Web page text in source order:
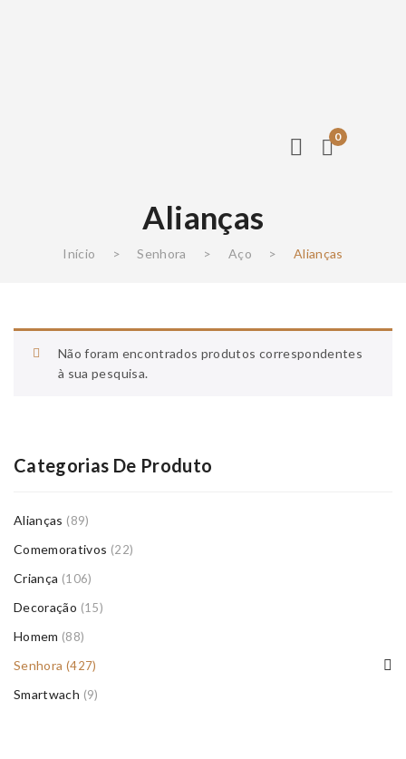
0
Alianças
Início > Senhora > Aço > Alianças
Não foram encontrados produtos correspondentes
à sua pesquisa.
Categorias De Produto
Alianças (89)
Comemorativos (22)
Criança (106)
Decoração (15)
Homem (88)
Senhora (427)
Smartwach (9)